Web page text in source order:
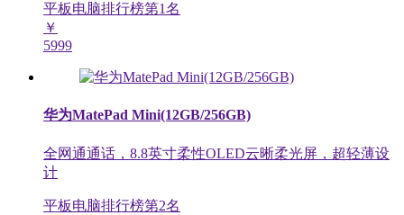
平板电脑排行榜第1名
￥
5999
华为MatePad Mini(12GB/256GB)
全网通通话，8.8英寸柔性OLED云晰柔光屏，超轻薄设
计
平板电脑排行榜第2名